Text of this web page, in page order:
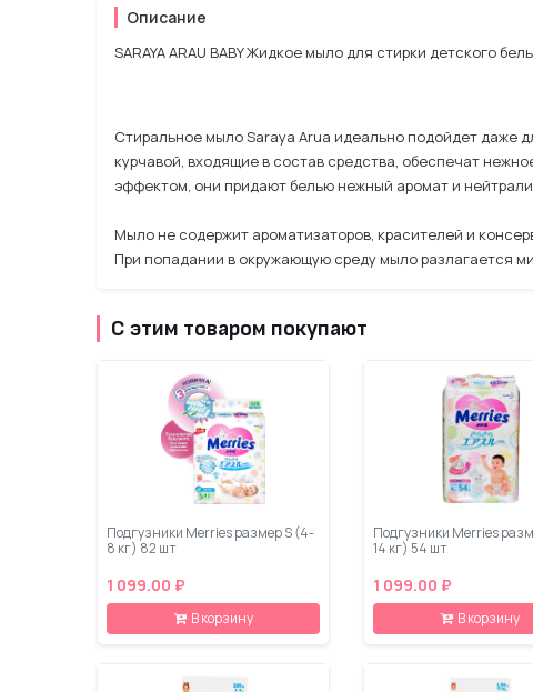
Описание
SARAYA ARAU BABY Жидкое мыло для стирки детского
Стиральное мыло Saraya Arua идеально подойдет даже
курчавой, входящие в состав средства, обеспечат
эффектом, они придают белью нежный аромат и
Мыло не содержит ароматизаторов, красителей и
При попадании в окружающую среду мыло разлагается
С этим товаром покупают
Подгузники Merries размер S (4-
8 кг) 82 шт
1 099.00 ₽
В корзину
Подгузники Merries
14 кг) 54 шт
1 099.00 ₽
В корзину